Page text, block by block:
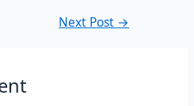
Next Post →